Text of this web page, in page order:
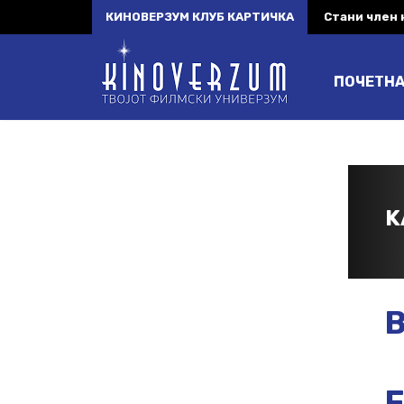
КИНОВЕРЗУМ КЛУБ КАРТИЧКА Стани член
ПОЧЕТНА